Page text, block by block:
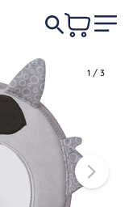
1 / 3
In den